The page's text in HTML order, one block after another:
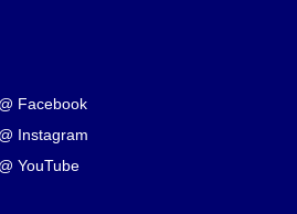
Facebook
Instagram
YouTube